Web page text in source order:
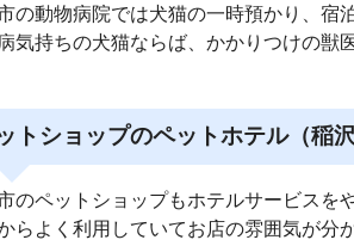
の動物病院では犬猫の一時預かり、宿
気持ちの犬猫ならば、かかりつけの獣
トショップのペットホテル（稲沢
のペットショップもホテルサービスを
らよく利用していてお店の雰囲気が分